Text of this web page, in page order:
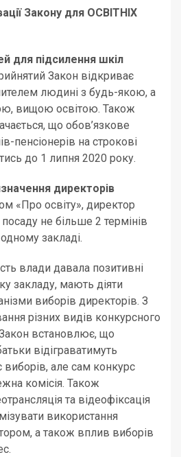
Закону для ОСВІТНІХ
для підсилення шкіл
Закон відкриває
людині з будь-якою, а
вищою освітою. Також
що обов’язкове
пенсіонерів на строкові
до 1 липня 2020 року.
директорів
«Про освіту», директор
не більше 2 термінів
закладі.
влади давала позитивні
закладу, мають діяти
виборів директорів. З
різних видів конкурсного
встановлює, що
відіграватимуть
виборів, але сам конкурс
комісія. Також
та відеофіксація
використання
а також вплив виборів